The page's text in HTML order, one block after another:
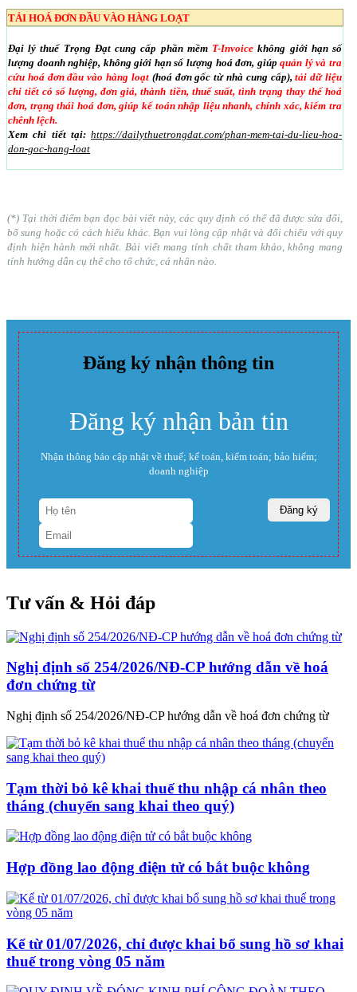
TẢI HOÁ ĐƠN ĐẦU VÀO HÀNG LOẠT
Đại lý thuế Trọng Đạt cung cấp phần mềm T-Invoice không giới hạn số
lượng doanh nghiệp, không giới hạn số lượng hoá đơn, giúpquản lý và tra
cứu hoá đơn đầu vào hàng loạt(hoá đơn gốc từ nhà cung cấp),tải dữ liệu
chi tiết có số lượng, đơn giá, thành tiền, thuế suất, tình trạng thay thế hoá
đơn, trạng thái hoá đơn, giúp kế toán nhập liệu nhanh, chính xác, kiểm tra
chênh lệch.
Xem chi tiết tại: https://dailythuetrongdat.com/phan-mem-tai-du-lieu-hoa-
don-goc-hang-loat
(*) Tại thời điểm bạn đọc bài viết này, các quy định có thể đã được sửa đổi,
bổ sung hoặc có cách hiểu khác. Bạn vui lòng cập nhật và đối chiếu với quy
định hiện hành mới nhất. Bài viết mang tính chất tham khảo, không mang
tính hướng dẫn cụ thể cho tổ chức, cá nhân nào.
Đăng ký nhận thông tin
Đăng ký nhận bản tin
Nhận thông báo cập nhật về thuế; kế toán, kiểm toán; bảo hiểm;
doanh nghiệp
Tư vấn & Hỏi đáp
Nghị định số 254/2026/NĐ-CP hướng dẫn về hoá
đơn chứng từ
Nghị định số 254/2026/NĐ-CP hướng dẫn về hoá đơn chứng từ
Tạm thời bỏ kê khai thuế thu nhập cá nhân theo
tháng (chuyển sang khai theo quý)
Hợp đồng lao động điện tử có bắt buộc không
Kể từ 01/07/2026, chỉ được khai bổ sung hồ sơ khai
thuế trong vòng 05 năm